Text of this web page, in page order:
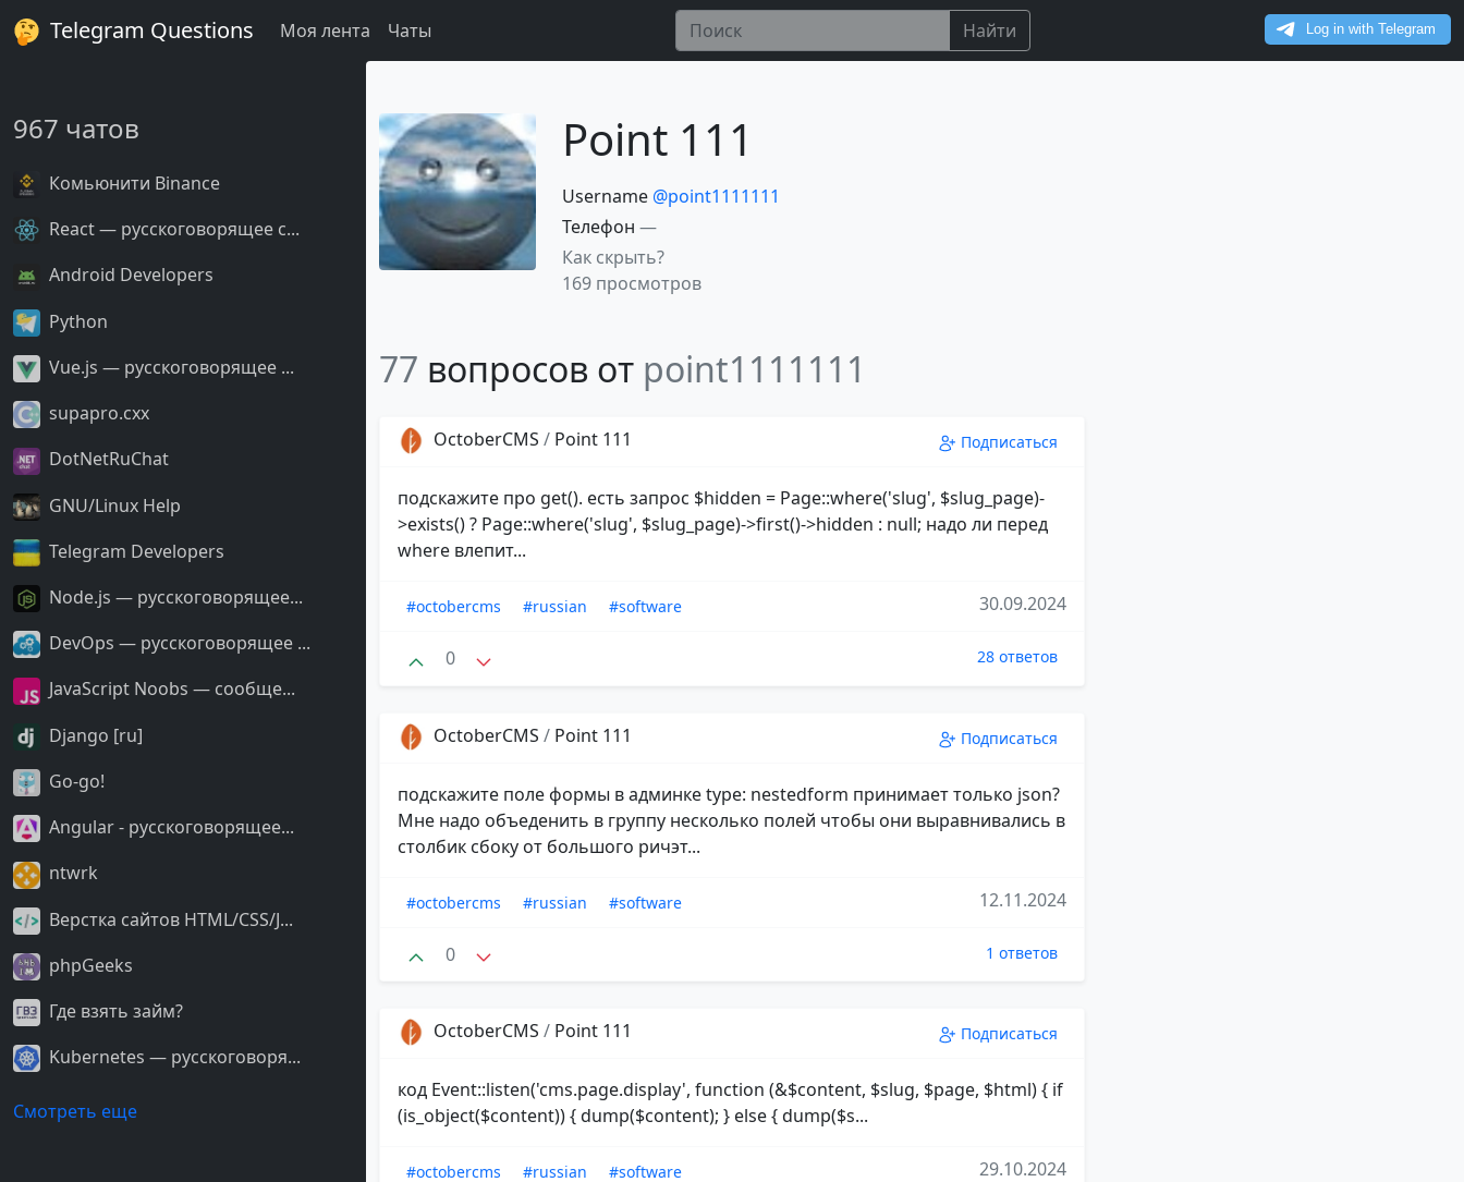
Telegram Questions Моя лента Чаты Найти
967 чатов
Комьюнити Binance
React — русскоговорящее с...
Android Developers
Python
Vue.js — русскоговорящее ...
supapro.cxx
DotNetRuChat
GNU/Linux Help
Telegram Developers
Node.js — русскоговорящее...
DevOps — русскоговорящее ...
JavaScript Noobs — сообще...
Django [ru]
Go-go!
Angular - русскоговорящее...
ntwrk
Верстка сайтов HTML/CSS/J...
phpGeeks
Где взять займ?
Kubernetes — русскоговоря...
Смотреть еще
Point 111
Username @point1111111
Телефон —
Как скрыть?
169 просмотров
77 вопросов от point1111111
OctoberCMS / Point 111 Подписаться
подскажите про get(). есть запрос $hidden = Page::where('slug', $slug_page)-
>exists() ? Page::where('slug', $slug_page)->first()->hidden : null; надо ли перед
where влепит...
#octobercms #russian #software 30.09.2024
0 28 ответов
OctoberCMS / Point 111 Подписаться
подскажите поле формы в админке type: nestedform принимает только json?
Мне надо объеденить в группу несколько полей чтобы они выравнивались в
столбик сбоку от большого ричэт...
#octobercms #russian #software 12.11.2024
0 1 ответов
OctoberCMS / Point 111 Подписаться
код Event::listen('cms.page.display', function (&$content, $slug, $page, $html) { if
(is_object($content)) { dump($content); } else { dump($s...
#octobercms #russian #software 29.10.2024